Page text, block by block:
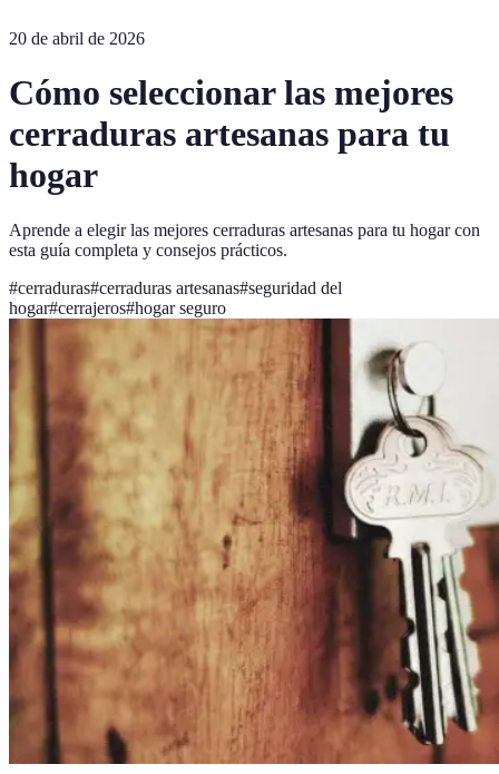
20 de abril de 2026
Cómo seleccionar las mejores
cerraduras artesanas para tu
hogar
Aprende a elegir las mejores cerraduras artesanas para tu hogar con
esta guía completa y consejos prácticos.
#cerraduras#cerraduras artesanas#seguridad del
hogar#cerrajeros#hogar seguro